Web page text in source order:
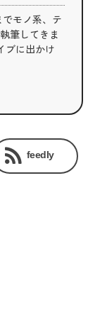
モノ系、テ
筆してきま
ブに出かけ
feedly